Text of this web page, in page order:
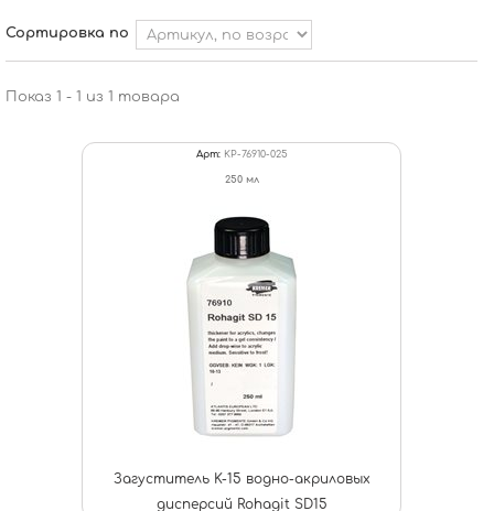
Сортировка по
Показ 1 - 1 из 1 товара
Арт: KP-76910-025
250 мл
Загуститель K-15 водно-акриловых
дисперсий Rohagit SD15